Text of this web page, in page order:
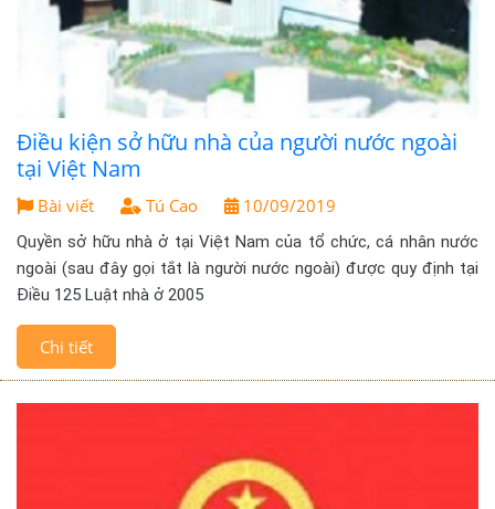
Điều kiện sở hữu nhà của người nước ngoài
tại Việt Nam
Bài viết Tú Cao 10/09/2019
Quyền sở hữu nhà ở tại Việt Nam của tổ chức, cá nhân nước
ngoài (sau đây gọi tắt là người nước ngoài) được quy định tại
Điều 125 Luật nhà ở 2005
Chi tiết